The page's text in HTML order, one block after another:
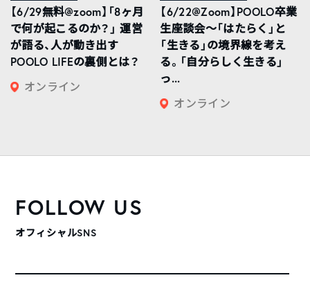
【6/29無料@zoom】「8ヶ月
で何が起こるのか？」 運営
が語る、人が動き出す
POOLO LIFEの裏側とは？
オンライン
【6/22@Zoom】POOLO卒業
生座談会〜「はたらく」と
「生きる」の境界線を考え
る。「自分らしく生きる」
っ...
オンライン
FOLLOW US
オフィシャルSNS